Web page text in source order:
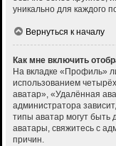
уникально для каждого
Вернуться к началу
Как мне включить
На вкладке «Профиль»
использованием
аватар», «Удалённая
администратора
типы аватар могут быть
аватары, свяжитесь с
причин.